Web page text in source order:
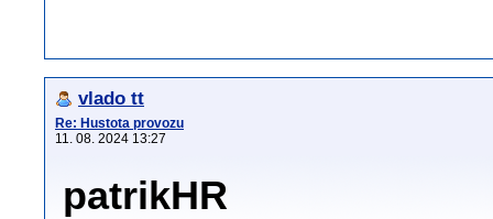
vlado tt
Re: Hustota provozu
11. 08. 2024 13:27
patrikHR